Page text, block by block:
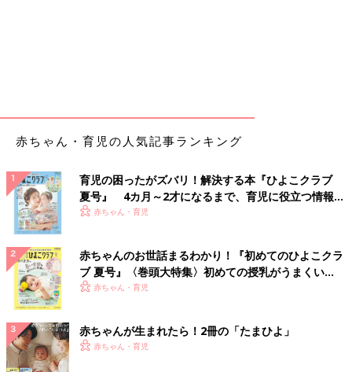
赤ちゃん・育児の人気記事ランキング
育児の困ったがズバリ！解決する本『ひよこクラブ
夏号』 4カ月～2才になるまで、育児に役立つ情報が
いっぱい！
赤ちゃん・育児
赤ちゃんのお世話まるわかり！『初めてのひよこクラ
ブ 夏号』〈巻頭大特集〉初めての授乳がうまくい
く！ おっぱい・ミルクの基本と夏のトラブル 解決テ
赤ちゃん・育児
赤ちゃんが生まれたら！2冊の「たまひよ」
赤ちゃん・育児